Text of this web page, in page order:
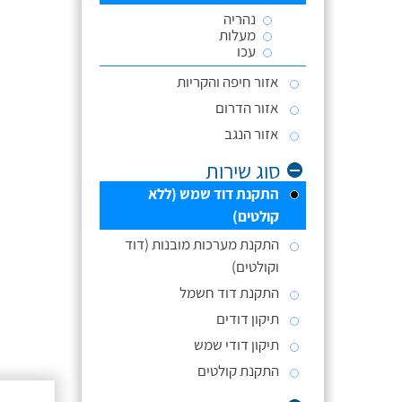
נהריה
מעלות
עכו
אזור חיפה והקריות
אזור הדרום
אזור הנגב
סוג שירות
התקנת דוד שמש (ללא
קולטים)
התקנת מערכות מובנות (דוד
וקולטים)
התקנת דוד חשמל
תיקון דודים
תיקון דודי שמש
התקנת קולטים